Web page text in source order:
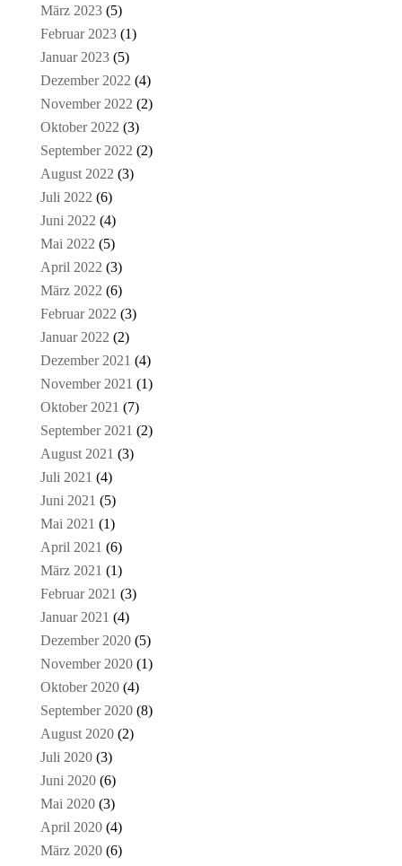
März 2023(5)
Februar 2023(1)
Januar 2023(5)
Dezember 2022 (4)
November 2022 (2)
Oktober 2022 (3)
September 2022 (2)
August 2022 (3)
Juli 2022 (6)
Juni 2022 (4)
Mai 2022 (5)
April 2022 (3)
März 2022 (6)
Februar 2022 (3)
Januar 2022 (2)
Dezember 2021 (4)
November 2021 (1)
Oktober 2021 (7)
September 2021 (2)
August 2021 (3)
Juli 2021 (4)
Juni 2021 (5)
Mai 2021 (1)
April 2021 (6)
März 2021 (1)
Februar 2021 (3)
Januar 2021 (4)
Dezember 2020(5)
November 2020(1)
Oktober 2020(4)
September 2020(8)
August 2020(2)
Juli 2020(3)
Juni 2020(6)
Mai 2020(3)
April 2020(4)
März 2020(6)